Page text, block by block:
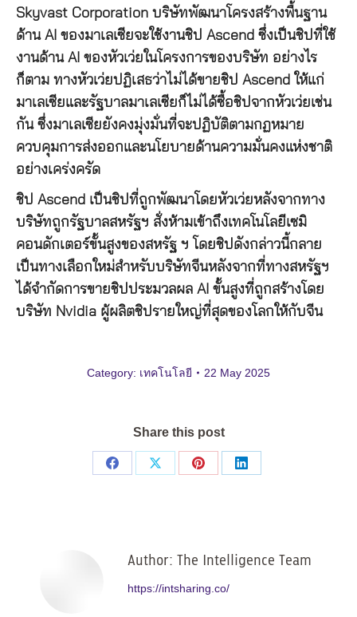
Skyvast Corporation บริษัทพัฒนาโครงสร้างพื้นฐาน
ด้าน AI ของมาเลเซียจะใช้งานชิป Ascend ซึ่งเป็นชิปที่ใช้
งานด้าน AI ของหัวเว่ยในโครงการของบริษัท อย่างไร
ก็ตาม ทางหัวเว่ยปฏิเสธว่าไม่ได้ขายชิป Ascend ให้แก่
มาเลเซียและรัฐบาลมาเลเซียก็ไม่ได้ซื้อชิปจากหัวเว่ยเช่น
กัน ซึ่งมาเลเซียยังคงมุ่งมั่นที่จะปฏิบัติตามกฏหมาย
ควบคุมการส่งออกและนโยบายด้านความมั่นคงแห่งชาติ
อย่างเคร่งครัด
ชิป Ascend เป็นชิปที่ถูกพัฒนาโดยหัวเว่ยหลังจากทาง
บริษัทถูกรัฐบาลสหรัฐฯ สั่งห้ามเข้าถึงเทคโนโลยีเซมิ
คอนดักเตอร์ขั้นสูงของสหรัฐ ฯ โดยชิปดังกล่าวนี้กลาย
เป็นทางเลือกใหม่สำหรับบริษัทจีนหลังจากที่ทางสหรัฐฯ
ได้จำกัดการขายชิปประมวลผล AI ขั้นสูงที่ถูกสร้างโดย
บริษัท Nvidia ผู้ผลิตชิปรายใหญ่ที่สุดของโลกให้กับจีน
Category: เทคโนโลยี 22 May 2025
Share this post
Share
Share
Share
Share
Author: The Intelligence Team
https://intsharing.co/